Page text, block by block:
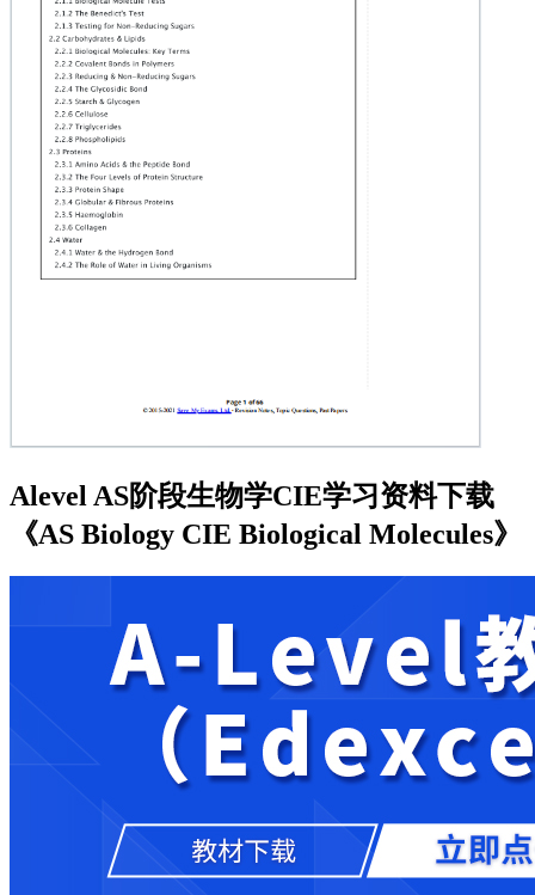
Alevel AS阶段生物学CIE学习资料下载
《AS Biology CIE Biological Molecules》